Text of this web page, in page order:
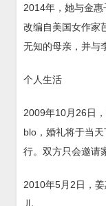
2014年，她与金
改编自美国女作家
无知的母亲，并与
个人生活
2009年10月26日
blo，婚礼将于当
行。双方只会邀请
2010年5月2日，